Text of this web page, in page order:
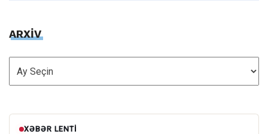
ARXİV
ARXİV
XƏBƏR LENTI